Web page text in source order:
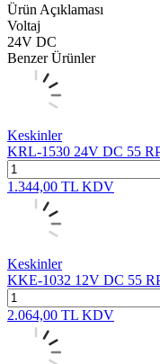
Ürün Açıklaması
Voltaj
24V DC
Benzer Ürünler
Keskinler
KRL-1530 24V DC 55
1.344,00 TL KDV
Keskinler
KKE-1032 12V DC 55
2.064,00 TL KDV